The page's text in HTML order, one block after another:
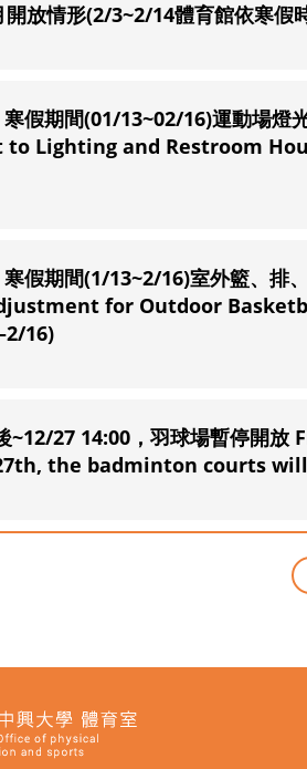
開放情形(2/3~2/14體育館依寒假
寒假期間(01/13~02/16)運動場
Lighting and Restroom
寒假期間(1/13~2/16)室外籃
for Outdoor
16)
~12/27 14:00，羽球場暫停開
the badminton courts